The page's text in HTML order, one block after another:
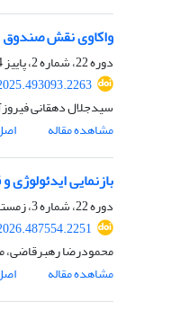
واکاوی نقش صندوق
دوره 22، شماره 2، پاییز 1404، صفحه
سیدجلال دهقانی
مشاهده مقاله
بازنمایی
دوره 22، شماره 3، زمستان 1404، صفحه
محمودرضا رهبرقاضی،
مشاهده مقاله